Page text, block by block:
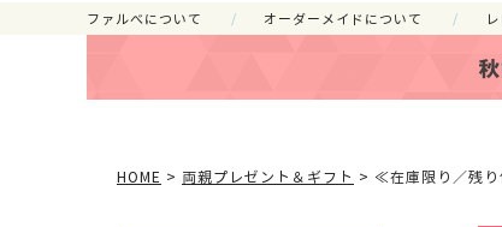
ファルべについて オーダーメイドについて
HOME 両親プレゼント＆ギフト ≪在庫限り／残り